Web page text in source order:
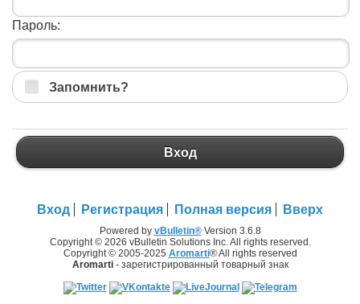
Пароль:
Запомнить?
Вход
Вход Регистрация Полная версия Вверх
Powered by vBulletin®Version 3.6.8
Copyright © 2026 vBulletin Solutions Inc. All rights reserved.
Copyright © 2005-2025 Aromarti® All rights reserved
Aromarti- зарегистрированный товарный знак